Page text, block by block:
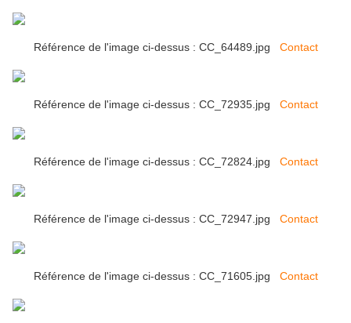
Référence de l'image ci-dessus : CC_64489.jpg Contact
Référence de l'image ci-dessus : CC_72935.jpg Contact
Référence de l'image ci-dessus : CC_72824.jpg Contact
Référence de l'image ci-dessus : CC_72947.jpg Contact
Référence de l'image ci-dessus : CC_71605.jpg Contact